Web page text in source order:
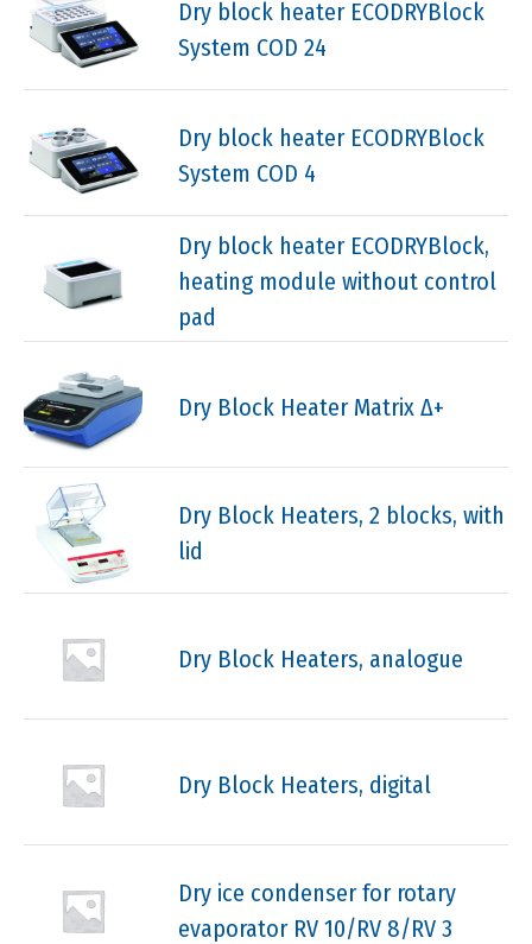
Dry block heater ECODRYBlock
System COD 24
Dry block heater ECODRYBlock
System COD 4
Dry block heater ECODRYBlock,
heating module without control
pad
Dry Block Heater Matrix Δ+
Dry Block Heaters, 2 blocks, with
lid
Dry Block Heaters, analogue
Dry Block Heaters, digital
Dry ice condenser for rotary
evaporator RV 10/RV 8/RV 3